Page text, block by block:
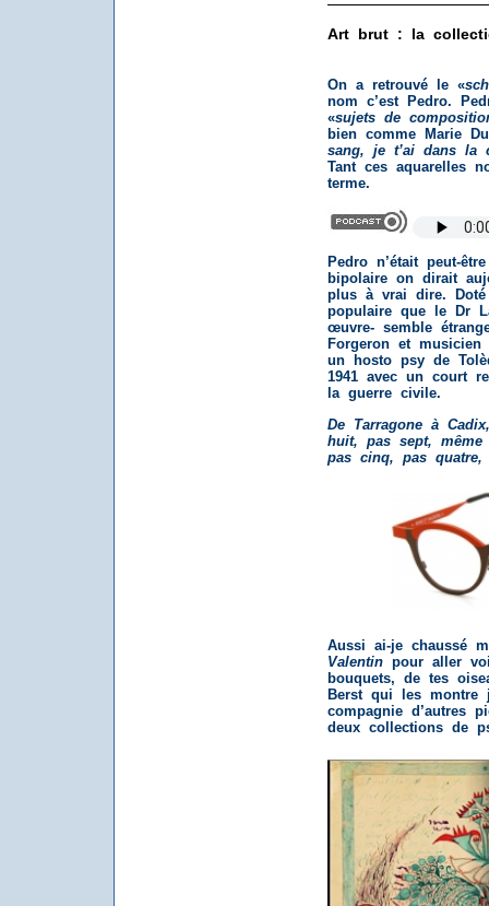
Art brut : la
On a retrouvé le «
nom c’est Pedro.
«sujets de
bien comme Marie
sang, je t’ai dans la
Tant ces aquarelles
terme.
Pedro n’était peut-
bipolaire on dirait
plus à vrai dire.
populaire que le Dr
œuvre- semble
Forgeron et
un hosto psy de
1941 avec un court
la guerre civile.
De Tarragone à
huit, pas sept, même
pas cinq, pas
Aussi ai-je chaussé
Valentinpour aller
bouquets, de tes
Berst qui les montre
compagnie d’autres
deux collections de